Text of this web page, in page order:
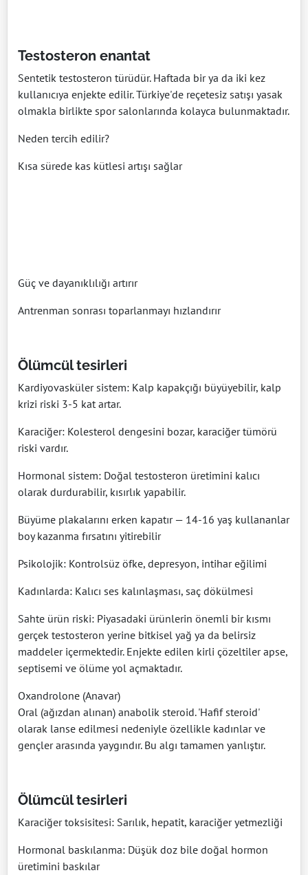
Testosteron enantat
Sentetik testosteron türüdür. Haftada bir ya da iki kez
kullanıcıya enjekte edilir. Türkiye'de reçetesiz satışı yasak
olmakla birlikte spor salonlarında kolayca bulunmaktadır.
Neden tercih edilir?
Kısa sürede kas kütlesi artışı sağlar
Güç ve dayanıklılığı artırır
Antrenman sonrası toparlanmayı hızlandırır
Ölümcül tesirleri
Kardiyovasküler sistem: Kalp kapakçığı büyüyebilir, kalp
krizi riski 3-5 kat artar.
Karaciğer: Kolesterol dengesini bozar, karaciğer tümörü
riski vardır.
Hormonal sistem: Doğal testosteron üretimini kalıcı
olarak durdurabilir, kısırlık yapabilir.
Büyüme plakalarını erken kapatır — 14-16 yaş kullananlar
boy kazanma fırsatını yitirebilir
Psikolojik: Kontrolsüz öfke, depresyon, intihar eğilimi
Kadınlarda: Kalıcı ses kalınlaşması, saç dökülmesi
Sahte ürün riski: Piyasadaki ürünlerin önemli bir kısmı
gerçek testosteron yerine bitkisel yağ ya da belirsiz
maddeler içermektedir. Enjekte edilen kirli çözeltiler apse,
septisemi ve ölüme yol açmaktadır.
Oxandrolone (Anavar)
Oral (ağızdan alınan) anabolik steroid. 'Hafif steroid'
olarak lanse edilmesi nedeniyle özellikle kadınlar ve
gençler arasında yaygındır. Bu algı tamamen yanlıştır.
Ölümcül tesirleri
Karaciğer toksisitesi: Sarılık, hepatit, karaciğer yetmezliği
Hormonal baskılanma: Düşük doz bile doğal hormon
üretimini baskılar